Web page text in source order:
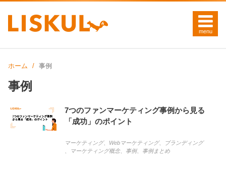
ホーム 事例
事例
7つのファンマーケティング事例から見る
「成功」のポイント
マーケティング、 Webマーケティング、
ブランディング
マーケティング概念、 事例、 事例まとめ